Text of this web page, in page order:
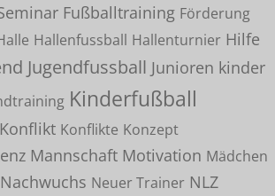
Fußballtraining Förderung
Hallenfussball Hallenturnier Hilfe
Jugendfussball Junioren kinder
Kinderfußball
Konflikt Konflikte Konzept
Mannschaft Motivation Mädchen
Nachwuchs Neuer Trainer NLZ